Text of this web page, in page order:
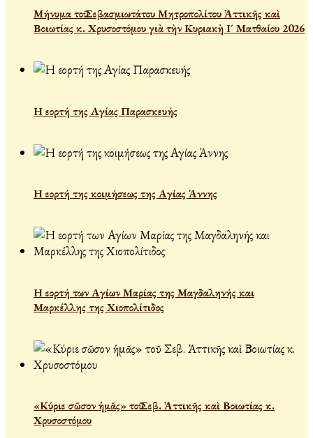
Μήνυμα τοῦ Σεβασμιωτάτου Μητροπολίτου Ἀττικῆς καὶ
Βοιωτίας κ. Χρυσοστόμου γιὰ τὴν Κυριακὴ Ι´ Ματθαίου 2026
Η εορτή της Αγίας Παρασκευής
Η εορτή της κοιμήσεως της Αγίας Άννης
Η εορτή των Αγίων Μαρίας της Μαγδαληνής και
Μαρκέλλης της Χιοπολίτιδος
«Κύριε σῶσον ἡμᾶς» τοῦ Σεβ. Ἀττικῆς καὶ Βοιωτίας κ.
Χρυσοστόμου